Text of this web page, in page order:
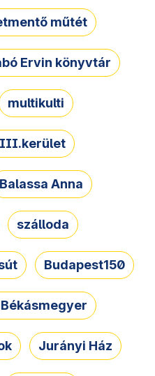
műtét
Ervin könyvtár
multikulti
Balassa Anna
szálloda
Budapest150
Jurányi Ház